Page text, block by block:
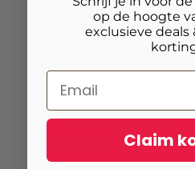
Foto op vurenhout
Fotoposter
Foto verlijmd op dibond
Foto op plexibond
Fineart prints
op de hoogte
exclusieve deals
Claim